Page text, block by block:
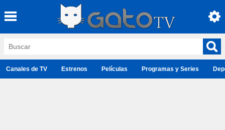
Canales de TV Estrenos Películas Programas y Series